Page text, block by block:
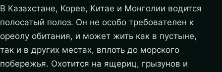
В Казахстане, Корее, Китае и Монголии водится
полосатый полоз. Он не особо требователен к
ореолу обитания, и может жить как в пустыне,
так и в других местах, вплоть до морского
побережья. Охотится на ящериц, грызунов и